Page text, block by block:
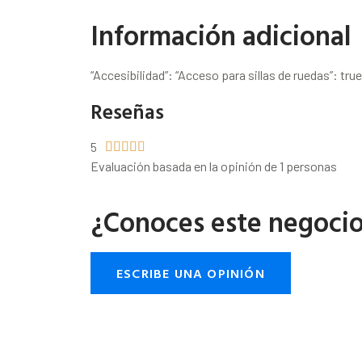
Información adicional
“Accesibilidad”: “Acceso para sillas de ruedas”:
Reseñas
5     
Evaluación basada en la opinión de 1 personas
¿Conoces este
ESCRIBE UNA OPINIÓN